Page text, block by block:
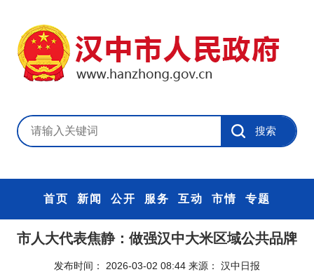
首页 新闻 公开 服务 互动 市情 专题
市人大代表焦静：做强汉中大米区域公共品牌
发布时间： 2026-03-02 08:44 来源： 汉中日报